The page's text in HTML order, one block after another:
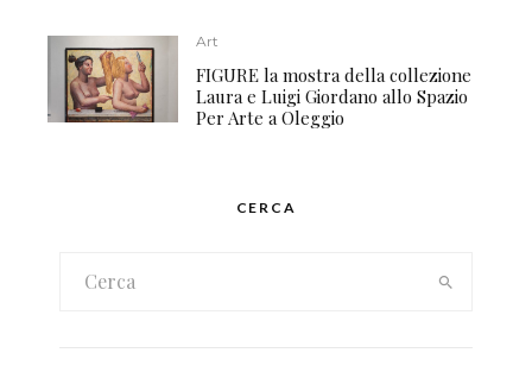
Art
FIGURE la mostra della collezione
Laura e Luigi Giordano allo Spazio
Per Arte a Oleggio
CERCA